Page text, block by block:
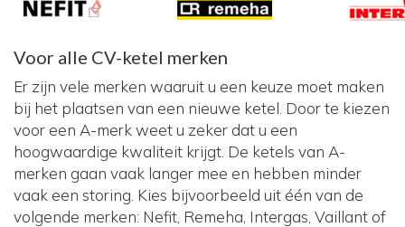
Voor alle CV-ketel merken
Er zijn vele merken waaruit u een keuze moet maken
bij het plaatsen van een nieuwe ketel. Door te kiezen
voor een A-merk weet u zeker dat u een
hoogwaardige kwaliteit krijgt. De ketels van A-
merken gaan vaak langer mee en hebben minder
vaak een storing. Kies bijvoorbeeld uit één van de
volgende merken: Nefit, Remeha, Intergas, Vaillant of